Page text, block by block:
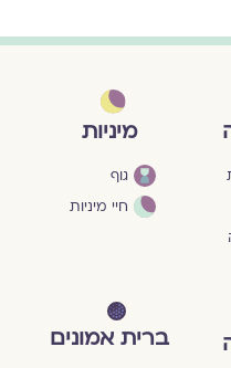
מיניות
גוף
חיי מיניות
ברית אמונים